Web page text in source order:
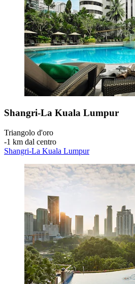
Shangri-La Kuala Lumpur
Triangolo d'oro
‐1 km dal centro
Shangri-La Kuala Lumpur